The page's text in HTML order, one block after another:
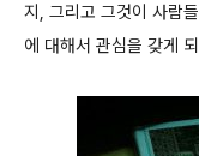
지, 그리고 그것이 사람
에 대해서 관심을 갖게